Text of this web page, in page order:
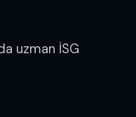
uzman İSG